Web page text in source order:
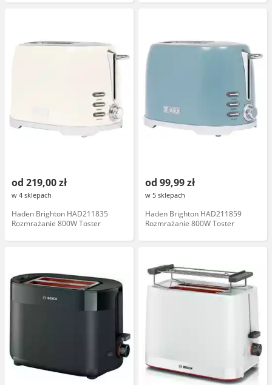
od 219,00 zł
w 4 sklepach
Haden Brighton HAD211835
Rozmrażanie 800W Toster
od 99,99 zł
w 5 sklepach
Haden Brighton HAD211859
Rozmrażanie 800W Toster